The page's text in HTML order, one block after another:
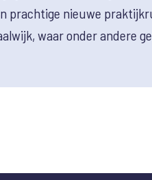
prachtige nieuwe
waar onder andere